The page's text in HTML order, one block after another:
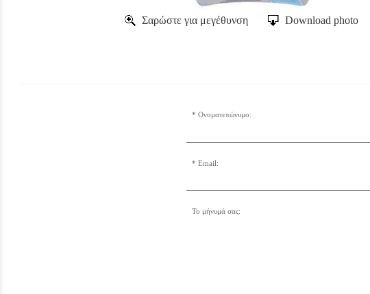
Σαρώστε για μεγέθυνση Download photo
Ονοματεπώνυμο:
Email:
Το μήνυμά σας: